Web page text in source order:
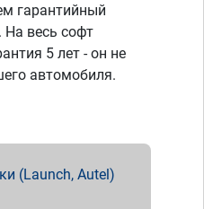
гарантийный
весь софт
5 лет - он не
автомобиля.
(Launch, Autel)